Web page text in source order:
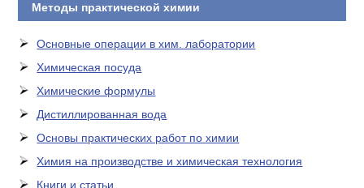
Методы практической химии
Основные операции в хим. лаборатории
Химическая посуда
Химические формулы
Дистиллированная вода
Основы практических работ по химии
Химия на производстве и химическая технология
Книги и статьи